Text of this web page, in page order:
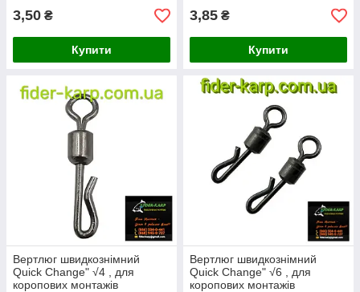
3,50 ₴
Купити
3,85 ₴
Купити
Вертлюг швидкознімний
Quick Change" √4 , для
коропових монтажів
Вертлюг швидкознімний
Quick Change" √6 , для
коропових монтажів